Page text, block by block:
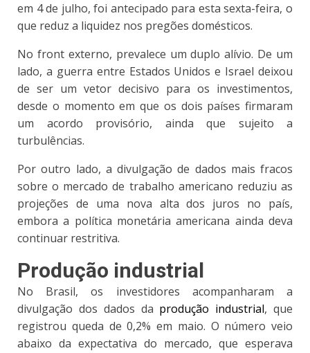
em 4 de julho, foi antecipado para esta sexta-feira, o
que reduz a liquidez nos pregões domésticos.
No front externo, prevalece um duplo alívio. De um
lado, a guerra entre Estados Unidos e Israel deixou
de ser um vetor decisivo para os investimentos,
desde o momento em que os dois países firmaram
um acordo provisório, ainda que sujeito a
turbulências.
Por outro lado, a divulgação de dados mais fracos
sobre o mercado de trabalho americano reduziu as
projeções de uma nova alta dos juros no país,
embora a política monetária americana ainda deva
continuar restritiva.
Produção industrial
No Brasil, os investidores acompanharam a
divulgação dos dados da produção industrial, que
registrou queda de 0,2% em maio. O número veio
abaixo da expectativa do mercado, que esperava